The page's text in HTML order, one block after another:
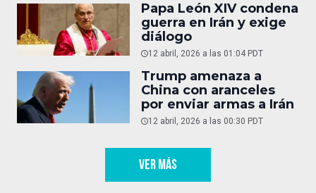
Papa León XIV condena
guerra en Irán y exige
diálogo
12 abril, 2026 a las 01:04 PDT
Trump amenaza a
China con aranceles
por enviar armas a Irán
12 abril, 2026 a las 00:30 PDT
VER MÁS